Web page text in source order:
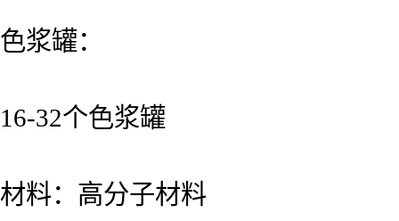
色浆罐：
16-32个色浆罐
材料：高分子材料